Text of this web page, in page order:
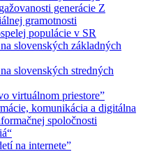
generácie Z
gramotnosti
populácie v SR
slovenských základných
slovenských stredných
virtuálnom priestore”
komunikácia a digitálna
spoločnosti
na internete”